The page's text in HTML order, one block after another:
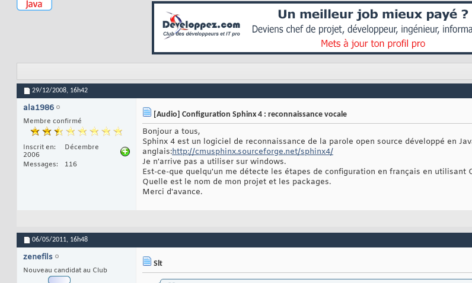
29/12/2008, 16h42
ala1986
Membre confirmé
Inscrit en
Décembre
2006
Messages
116
[Audio] Configuration Sphinx 4 : reconnaissance vocale
Bonjour a tous,
Sphinx 4 est un logiciel de reconnaissance de la parole open source développé en
anglais:http://cmusphinx.sourceforge.net/sphinx4/
Je n'arrive pas a utiliser sur windows.
Est-ce-que quelqu'un me détecte les étapes de configuration en français en utilisant
Quelle est le nom de mon projet et les packages.
Merci d'avance.
06/05/2011, 16h48
zenefils
Nouveau candidat au Club
Slt